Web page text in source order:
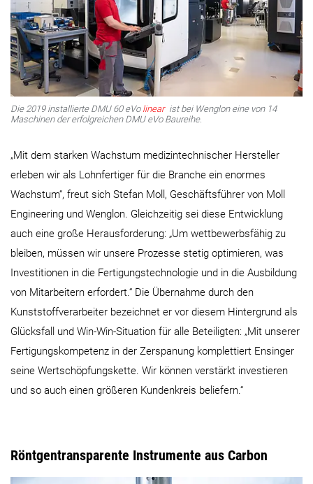
Die 2019 installierte DMU 60 eVo linear ist bei Wenglon eine von 14
Maschinen der erfolgreichen DMU eVo Baureihe.
„Mit dem starken Wachstum medizintechnischer Hersteller
erleben wir als Lohnfertiger für die Branche ein enormes
Wachstum“, freut sich Stefan Moll, Geschäftsführer von Moll
Engineering und Wenglon. Gleichzeitig sei diese Entwicklung
auch eine große Herausforderung: „Um wettbewerbsfähig zu
bleiben, müssen wir unsere Prozesse stetig optimieren, was
Investitionen in die Fertigungstechnologie und in die Ausbildung
von Mitarbeitern erfordert.“ Die Übernahme durch den
Kunststoffverarbeiter bezeichnet er vor diesem Hintergrund als
Glücksfall und Win-Win-Situation für alle Beteiligten: „Mit unserer
Fertigungskompetenz in der Zerspanung komplettiert Ensinger
seine Wertschöpfungskette. Wir können verstärkt investieren
und so auch einen größeren Kundenkreis beliefern.“
Röntgentransparente Instrumente aus Carbon